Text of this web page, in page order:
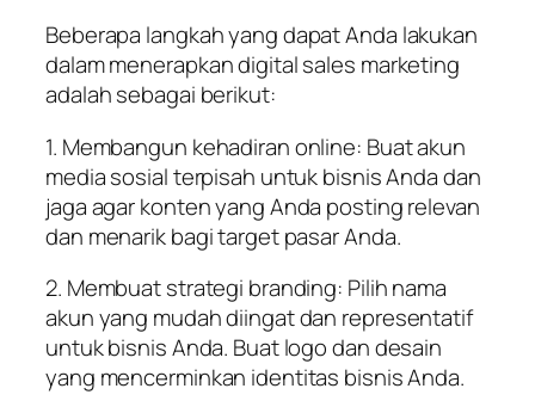
Beberapa langkah yang dapat Anda lakukan
dalam menerapkan digital sales marketing
adalah sebagai berikut:
1. Membangun kehadiran online: Buat akun
media sosial terpisah untuk bisnis Anda dan
jaga agar konten yang Anda posting relevan
dan menarik bagi target pasar Anda.
2. Membuat strategi branding: Pilih nama
akun yang mudah diingat dan representatif
untuk bisnis Anda. Buat logo dan desain
yang mencerminkan identitas bisnis Anda.